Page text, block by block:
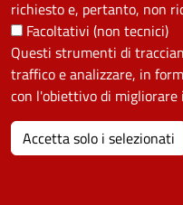
richiesto e, pertanto, non
Facoltativi (non tecnici)
Questi strumenti di
traffico e analizzare, in
con l'obiettivo di migliorare
Accetta solo i selezionati